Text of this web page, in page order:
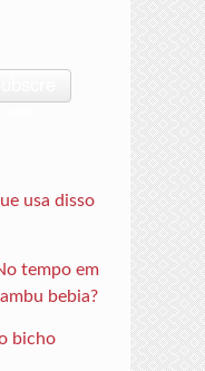
ver
usa disso
tempo em
bebia?
bicho